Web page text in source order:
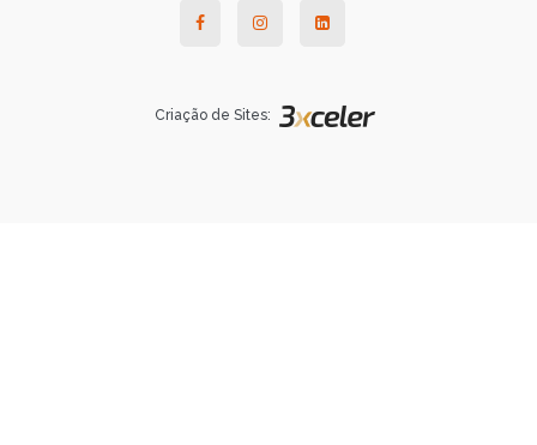
Criação de Sites: